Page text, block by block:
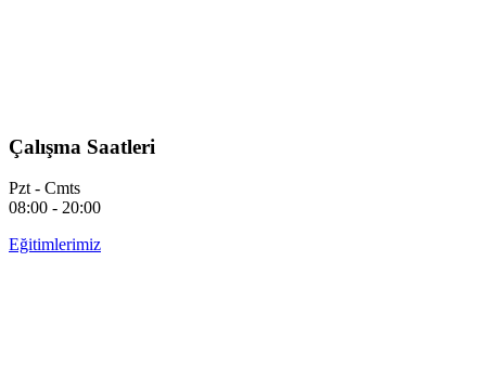
Çalışma Saatleri
Pzt - Cmts
08:00 - 20:00
Eğitimlerimiz